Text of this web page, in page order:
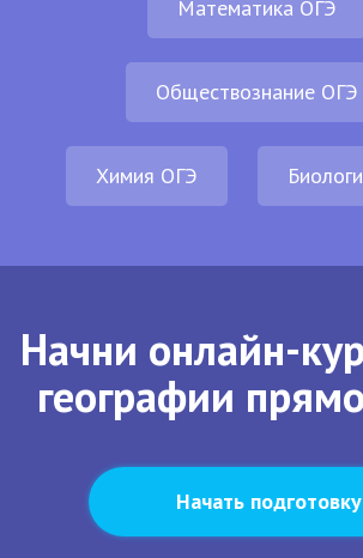
Математика ОГЭ
Обществознание ОГЭ
Химия ОГЭ
Начни онлайн-
географии
Начать подготовку